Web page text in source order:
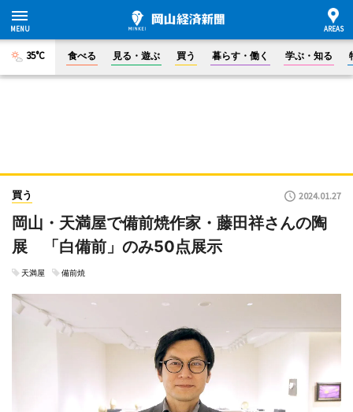
35°C 食べる 見る・遊ぶ 買う 暮らす・働く 学ぶ・知る
買う 2024.01.27
岡山・天満屋で備前焼作家・藤田祥さんの陶
展 「白備前」のみ50点展示
天満屋 備前焼